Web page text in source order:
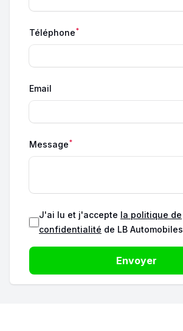
Téléphone*
Email
Message*
J'ai lu et j'accepte la politique de
confidentialité de LB Automobiles
Envoyer